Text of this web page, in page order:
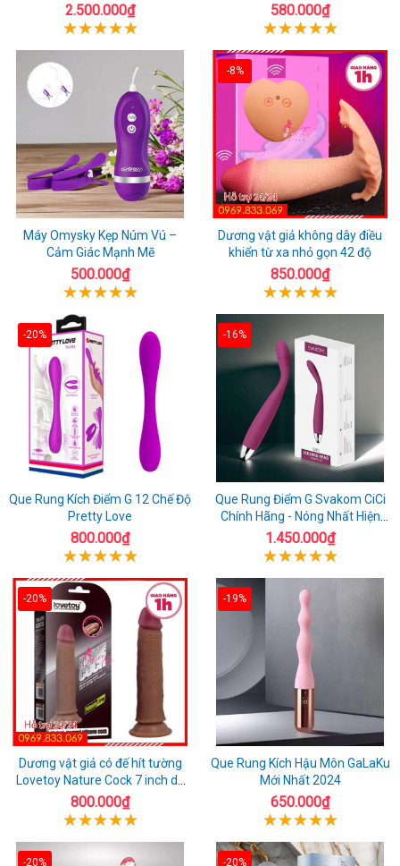
2.500.000₫ 580.000₫
Máy Omysky Kẹp Núm Vú –
Cảm Giác Mạnh Mẽ
500.000₫
-8%
Dương vật giả không dây điều
khiển từ xa nhỏ gọn 42 độ
850.000₫
-20%
Que Rung Kích Điểm G 12 Chế Độ
Pretty Love
800.000₫
-16%
Que Rung Điểm G Svakom CiCi
Chính Hãng - Nóng Nhất Hiện
Nay
1.450.000₫
-20%
Dương vật giả có đế hít tường
Lovetoy Nature Cock 7 inch da
đen
800.000₫
-19%
Que Rung Kích Hậu Môn GaLaKu
Mới Nhất 2024
650.000₫
-20% -20%